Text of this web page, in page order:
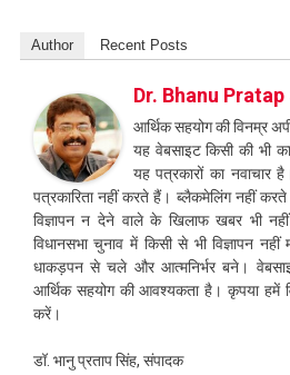
Author Recent Posts
Dr. Bhanu
आर्थिक सहयोग की विनम्र
यह वेबसाइट किसी की भी
यह पत्रकारों का नवाचार
पत्रकारिता नहीं करते हैं। ब्लैकमेलिंग नहीं
विज्ञापन न देने वाले के खिलाफ खबर भी
विधानसभा चुनाव में किसी से भी विज्ञापन
धाकड़पन से चले और आत्मनिर्भर बने।
आर्थिक सहयोग की आवश्यकता है। कृपया हमें
करें।
डॉ. भानु प्रताप सिंह, संपादक